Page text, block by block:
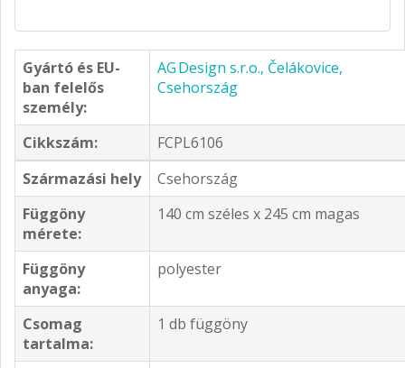
Gyártó és EU-
ban felelős
személy:
AG Design s.r.o., Čelákovice,
Csehország
Cikkszám:
FCPL6106
Származási hely
Csehország
Függöny
mérete:
140 cm széles x 245 cm magas
Függöny
anyaga:
polyester
Csomag
tartalma:
1 db függöny